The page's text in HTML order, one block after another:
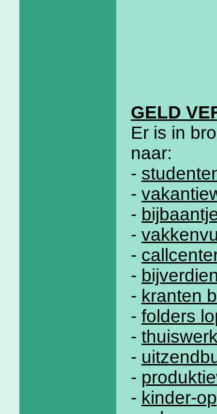
GELD
Er is in
naar:
-
-
-
-
-
-
- kranten
- folders
-
-
-
- kinder-